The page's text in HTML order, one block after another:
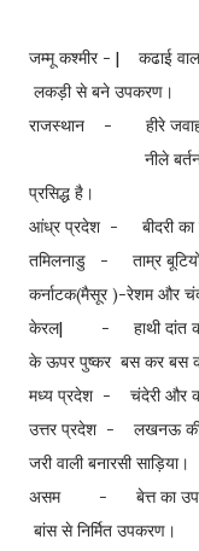
जम्मू कश्मीर - |
लकड़ी से बने उपकरण।
राजस्थान - हीरे
नीले बर्तनों
प्रसिद्ध है।
आंध्र प्रदेश - बीदरी का
तमिलनाडु - ताम्र बूटियों
कर्नाटक(मैसूर )-रेशम और
केरल| - हाथी
के ऊपर पुष्कर बस
मध्य प्रदेश - चंदेरी और
उत्तर प्रदेश -
जरी वाली बनारसी साड़िया।
असम - बेत्त का
बांस से निर्मित उपकरण।